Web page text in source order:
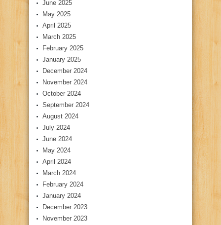
June 2025
May 2025
April 2025
March 2025
February 2025
January 2025
December 2024
November 2024
October 2024
September 2024
August 2024
July 2024
June 2024
May 2024
April 2024
March 2024
February 2024
January 2024
December 2023
November 2023